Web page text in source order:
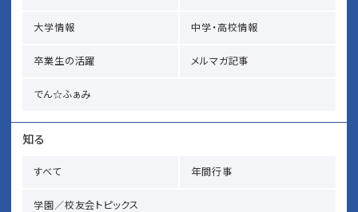
大学情報 中学・高校情報
卒業生の活躍 メルマガ記事
でん☆ふぁみ
知る
すべて 年間行事
学園／校友会トピックス